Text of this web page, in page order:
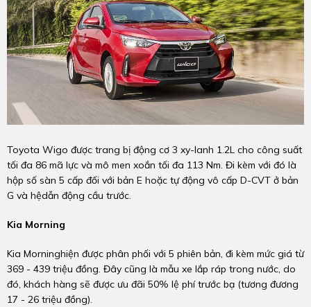
Toyota Wigo được trang bị động cơ 3 xy-lanh 1.2L cho công suất
tối đa 86 mã lực và mô men xoắn tối đa 113 Nm. Đi kèm với đó là
hộp số sàn 5 cấp đối với bản E hoặc tự động vô cấp D-CVT ở bản
G và hệdẫn động cầu trước.
Kia Morning
Kia Morninghiện được phân phối với 5 phiên bản, đi kèm mức giá từ
369 - 439 triệu đồng. Đây cũng là mẫu xe lắp ráp trong nước, do
đó, khách hàng sẽ được ưu đãi 50% lệ phí trước bạ (tương đương
17 - 26 triệu đồng).